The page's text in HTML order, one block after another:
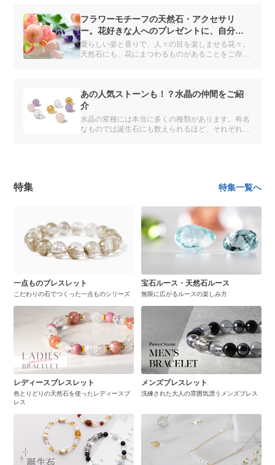
フラワーモチーフの天然石・アクセサリ
ー。花好きな人へのプレゼントに、自分へ
のご褒美に
愛らしい姿と香りで、人々の目を楽しませる花々。
天然石にも、花にまつわるものがあることをご存じ
あの人気ストーンも！？水晶の仲間をご紹
介
水晶の変種には本当に多くの種類があります。有名
なものでは誕生石にも数えられるほど、それぞれが
特集 特集一覧へ
一点ものブレスレット
こだわりの石でつくった一点ものシリーズ
宝石ルース・天然石ルース
無限に広がるルースの楽しみ方
レディースブレスレット
色とりどりの天然石を使ったレディースブ
レス
メンズブレスレット
洗練された大人の雰囲気漂うメンズブレス